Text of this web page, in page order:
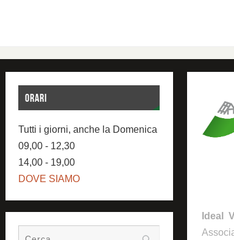
ORARI
Tutti i giorni, anche la Domenica
09,00 - 12,30
14,00 - 19,00
DOVE SIAMO
Ideal